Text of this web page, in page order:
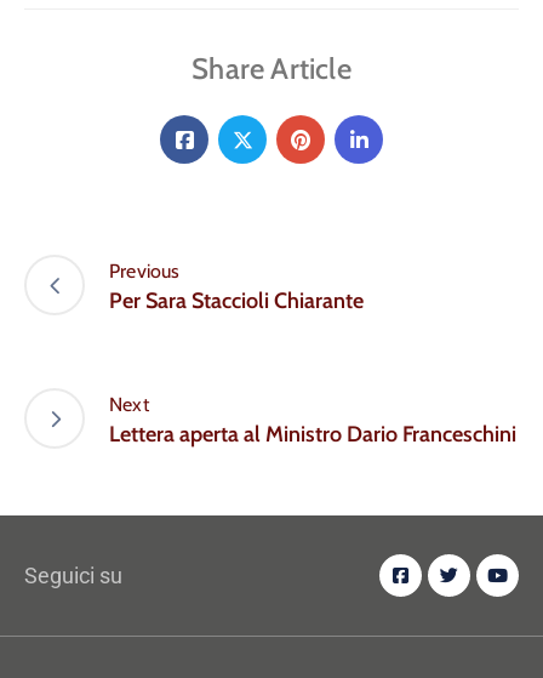
Share Article
Previous
Per Sara Staccioli Chiarante
Next
Lettera aperta al Ministro Dario Franceschini
Seguici su